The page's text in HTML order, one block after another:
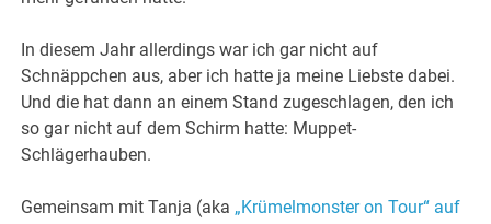
In diesem Jahr allerdings war ich gar nicht auf
Schnäppchen aus, aber ich hatte ja meine Liebste dabei.
Und die hat dann an einem Stand zugeschlagen, den ich
so gar nicht auf dem Schirm hatte: Muppet-
Schlägerhauben.
Gemeinsam mit Tanja (aka „Krümelmonster on Tour“ auf